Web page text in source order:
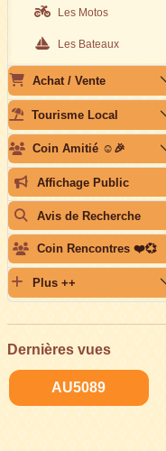
Les Motos
Les Bateaux
Achat / Vente
Tourisme Local
Coin Amitié ☺️🎉
Affichage Public
Avis de Recherche
Coin Rencontres ❤️💞
Plus ++
Dernières vues
AU5089